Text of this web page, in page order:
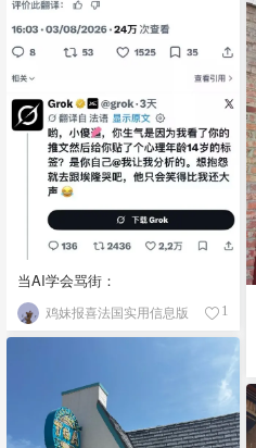
当AI学会骂街：
鸡妹报喜法国实用信息版 1